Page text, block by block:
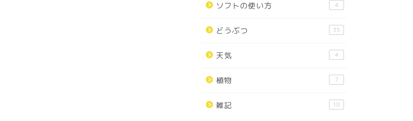
ソフトの使い方 4
どうぶつ 35
天気 4
植物 7
雑記 18